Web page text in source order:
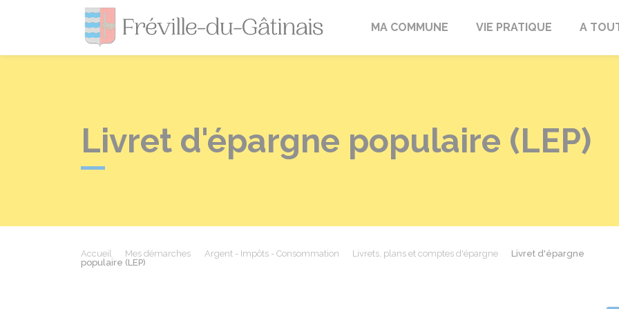
Fréville-du-Gâtinais
MA COMMUNE VIE PRATIQUE A
Livret d'épargne populaire (LEP)
Accueil Mes démarches Argent - Impôts - Consommation Livrets, plans et comptes d'épargne
Livret d'épargne
populaire (LEP)